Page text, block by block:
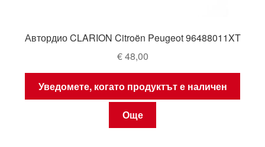
Автордио CLARION Citroën Peugeot 96488011XT
€48,00
Уведомете, когато продуктът е наличен
Още